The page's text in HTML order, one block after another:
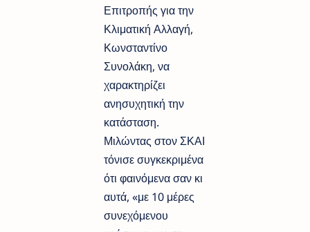
Επιτροπής για την
Κλιματική Αλλαγή,
Κωνσταντίνο
Συνολάκη, να
χαρακτηρίζει
ανησυχητική την
κατάσταση.
Μιλώντας στον ΣΚΑΙ
τόνισε συγκεκριμένα
ότι φαινόμενα σαν κι
αυτά, «με 10 μέρες
συνεχόμενου